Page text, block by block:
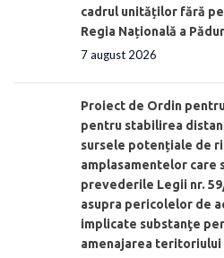
cadrul unităților fără
Regia Națională a
7 august 2026
Proiect de Ordin
pentru stabilirea
sursele potențiale de
amplasamentelor care
prevederile Legii nr.
asupra pericolelor de
implicate substanţe
amenajarea teritoriului